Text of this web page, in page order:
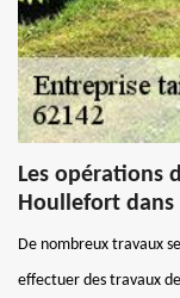
Les opérations
Houllefort dans
De nombreux travaux
effectuer des travaux